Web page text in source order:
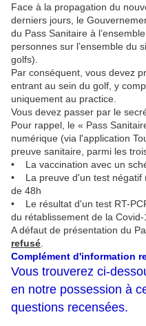
Face à la propagation du
derniers jours, le
du Pass Sanitaire à
personnes sur l’ensemble du
golfs).
Par conséquent, vous devez
entrant au sein du golf, y
uniquement au practice.
Vous devez passer par le
Pour rappel, le « Pass
numérique (via l'application
preuve sanitaire, parmi les
• La vaccination avec un
• La preuve d'un test négatif
de 48h
• Le résultat d'un test RT-
du rétablissement de la Covid-
A défaut de présentation du
refusé
Complément d'information
Vous trouverez ci-
en notre possession à
questions recensées.